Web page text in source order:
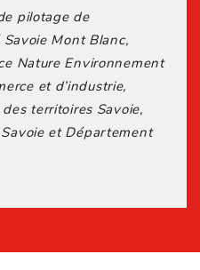
pilotage de
Savoie Mont Blanc,
Nature Environnement
et d’industrie,
territoires Savoie,
et Département